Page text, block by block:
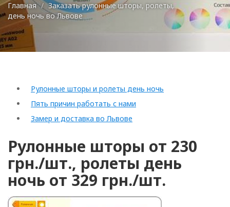
Главная
Заказать рулонные шторы, ролеты,
день ночь во Львове
Рулонные шторы и ролеты день ночь
Пять причин работать с нами
Замер и доставка во Львове
Рулонные шторы от 230
грн./шт., ролеты день
ночь от 329 грн./шт.